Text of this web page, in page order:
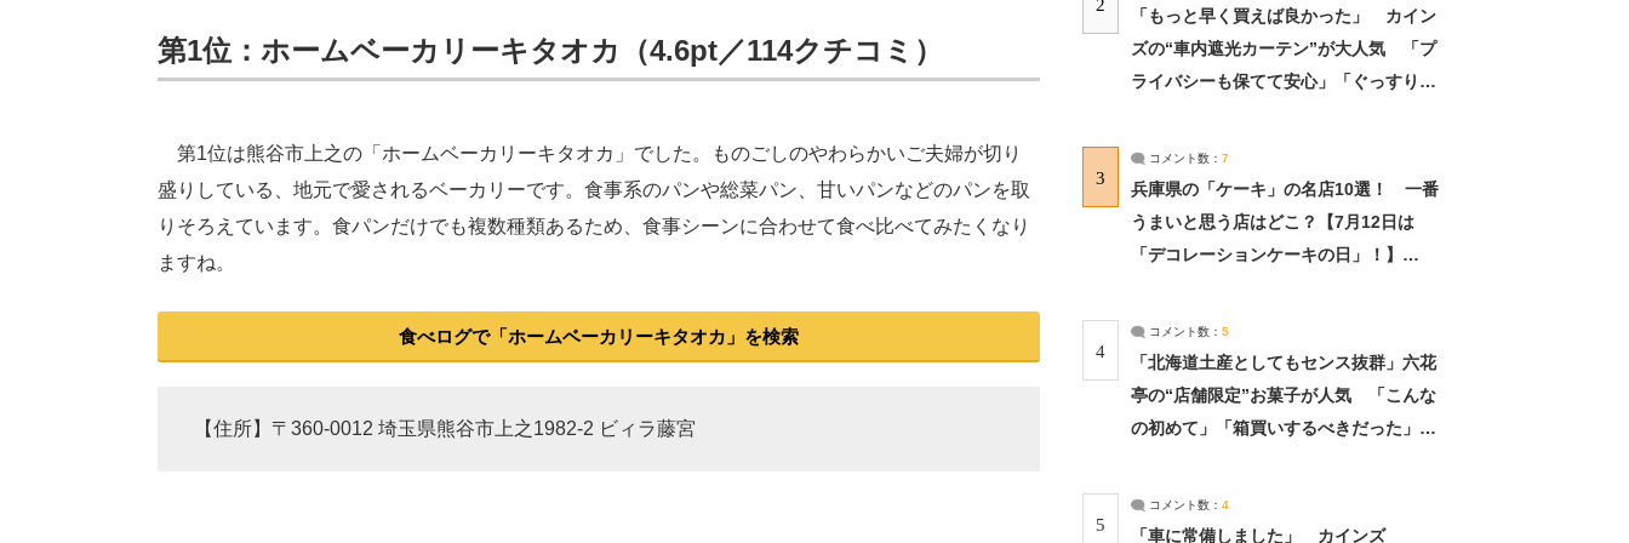
第1位：ホームベーカリーキタオカ（4.6pt／114クチコミ）
第1位は熊谷市上之の「ホームベーカリーキタオカ」でした。ものごしのやわらかいご夫婦が切り
盛りしている、地元で愛されるベーカリーです。食事系のパンや総菜パン、甘いパンなどのパンを取
りそろえています。食パンだけでも複数種類あるため、食事シーンに合わせて食べ比べてみたくなり
ますね。
食べログで「ホームベーカリーキタオカ」を検索
【住所】〒360-0012 埼玉県熊谷市上之1982-2 ビィラ藤宮
2
「もっと早く買えば良かった」 カイン
ズの“車内遮光カーテン”が大人気 「プ
ライバシーも保てて安心」「ぐっすり眠
3
コメント数： 7
兵庫県の「ケーキ」の名店10選！ 一番
うまいと思う店はどこ？【7月12日は
「デコレーションケーキの日」！】
4
コメント数： 5
「北海道土産としてもセンス抜群」六花
亭の“店舗限定”お菓子が人気 「こんな
の初めて」「箱買いするべきだった」
5
コメント数： 4
「車に常備しました」 カインズ